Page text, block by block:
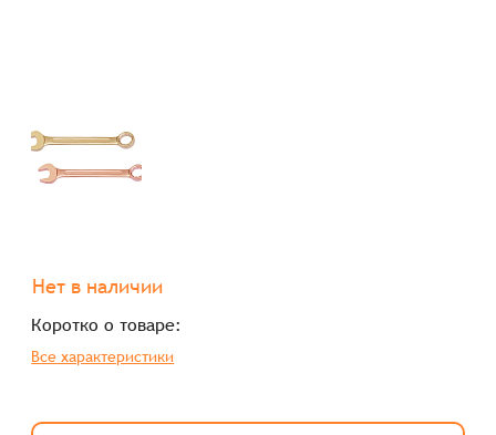
Нет в наличии
Коротко о товаре:
Все характеристики